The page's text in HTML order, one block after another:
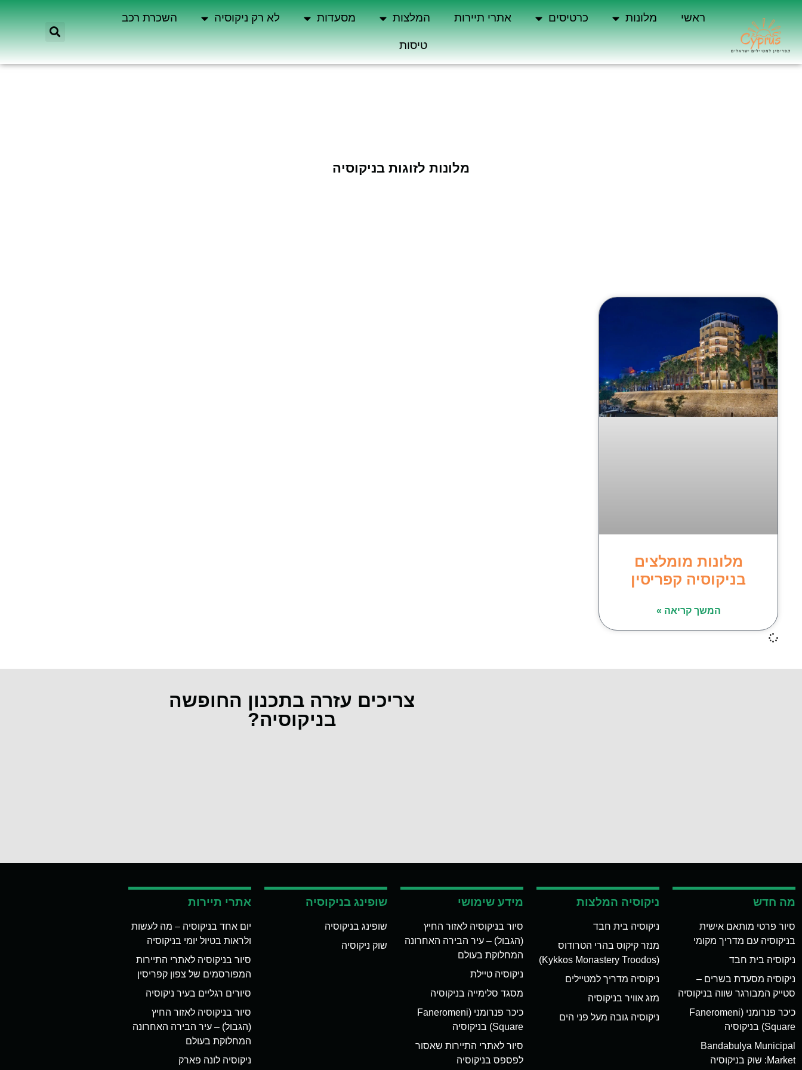
ראשי מלונות כרטיסים אתרי תיירות המלצות מסעדות לא רק ניקוסיה השכרת רכב
טיסות
מלונות לזוגות בניקוסיה
מלונות מומלצים
בניקוסיה קפריסין
המשך קריאה »
צריכים עזרה בתכנון החופשה
בניקוסיה?
מה חדש
סיור פרטי מותאם אישית
בניקוסיה עם מדריך מקומי
ניקוסיה בית חבד
ניקוסיה מסעדת בשרים –
סטייק המבורגר שווה בניקוסיה
כיכר פנרומני (Faneromeni
Square) בניקוסיה
Bandabulya Municipal
Market: שוק בניקוסיה
ניקוסיה המלצות
ניקוסיה בית חבד
מנזר קיקוס בהרי הטרודוס
(Kykkos Monastery Troodos)
ניקוסיה מדריך למטיילים
מזג אוויר בניקוסיה
ניקוסיה גובה מעל פני הים
מידע שימושי
סיור בניקוסיה לאזור החיץ
(הגבול) – עיר הבירה האחרונה
המחלוקת בעולם
ניקוסיה טיילת
מסגד סלימייה בניקוסיה
כיכר פנרומני (Faneromeni
Square) בניקוסיה
סיור לאתרי התיירות שאסור
לפספס בניקוסיה
שופינג בניקוסיה
שופינג בניקוסיה
שוק ניקוסיה
אתרי תיירות
יום אחד בניקוסיה – מה לעשות
ולראות בטיול יומי בניקוסיה
סיור בניקוסיה לאתרי התיירות
המפורסמים של צפון קפריסין
סיורים רגליים בעיר ניקוסיה
סיור בניקוסיה לאזור החיץ
(הגבול) – עיר הבירה האחרונה
המחלוקת בעולם
ניקוסיה לונה פארק